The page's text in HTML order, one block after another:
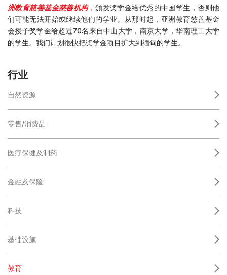
洲教育慈善基金慈善机构，颁发奖学金给优秀的中国学生，否则他
们可能无法开始或继续他们的学业。从那时起，亚洲教育慈善基金
会授予奖学金给超过70名来自中山大学，南京大学，华南理工大学
的学生。我们计划很快把奖学金项目扩大到缅甸的学生。
行业
自然资源
零售/消费品
医疗保健及制药
金融及保险
科技
基础设施
教育